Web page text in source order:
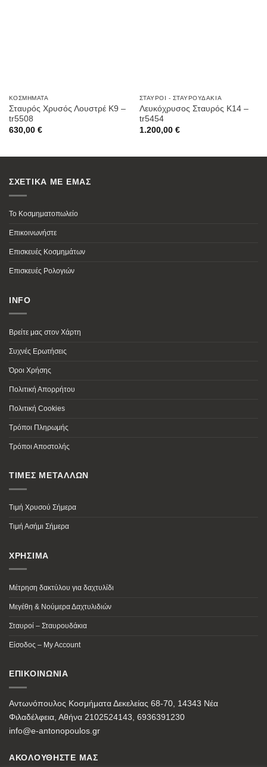
ΚΟΣΜΉΜΑΤΑ
Σταυρός Χρυσός Λουστρέ Κ9 –
tr5508
630,00 €
ΣΤΑΥΡΟΊ - ΣΤΑΥΡΟΥΔΆΚΙΑ
Λευκόχρυσος Σταυρός K14 –
tr5454
1.200,00 €
ΣΧΕΤΙΚΑ ΜΕ ΕΜΑΣ
Το Κοσμηματοπωλείο
Επικοινωνήστε
Επισκευές Κοσμημάτων
Επισκευές Ρολογιών
INFO
Βρείτε μας στον Χάρτη
Συχνές Ερωτήσεις
Όροι Χρήσης
Πολιτική Απορρήτου
Πολιτική Cookies
Τρόποι Πληρωμής
Τρόποι Αποστολής
ΤΙΜΕΣ ΜΕΤΑΛΛΩΝ
Τιμή Χρυσού Σήμερα
Τιμή Ασήμι Σήμερα
ΧΡΗΣΙΜΑ
Μέτρηση δακτύλου για δαχτυλίδι
Μεγέθη & Νούμερα Δαχτυλιδιών
Σταυροί – Σταυρουδάκια
Είσοδος – My Account
ΕΠΙΚΟΙΝΩΝΙΑ
Αντωνόπουλος Κοσμήματα Δεκελείας 68-70, 14343 Νέα
Φιλαδέλφεια, Αθήνα 2102524143, 6936391230
info@e-antonopoulos.gr
ΑΚΟΛΟΥΘΗΣΤΕ ΜΑΣ